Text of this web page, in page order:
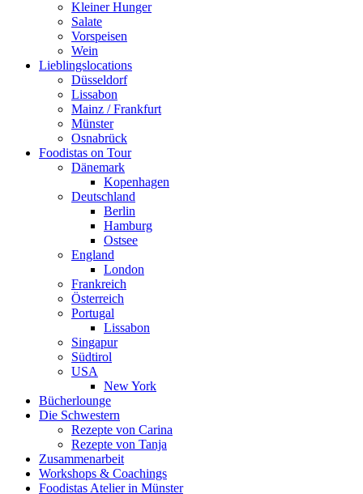
Kleiner Hunger
Salate
Vorspeisen
Wein
Lieblingslocations
Düsseldorf
Lissabon
Mainz / Frankfurt
Münster
Osnabrück
Foodistas on Tour
Dänemark
Kopenhagen
Deutschland
Berlin
Hamburg
Ostsee
England
London
Frankreich
Österreich
Portugal
Lissabon
Singapur
Südtirol
USA
New York
Bücherlounge
Die Schwestern
Rezepte von Carina
Rezepte von Tanja
Zusammenarbeit
Workshops & Coachings
Foodistas Atelier in Münster